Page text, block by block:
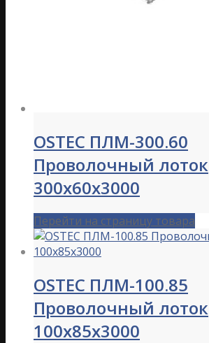
OSTEC ПЛМ-300.60
Проволочный лоток
300х60х3000
Перейти на страницу товара
OSTEC ПЛМ-100.85
Проволочный лоток
100х85х3000